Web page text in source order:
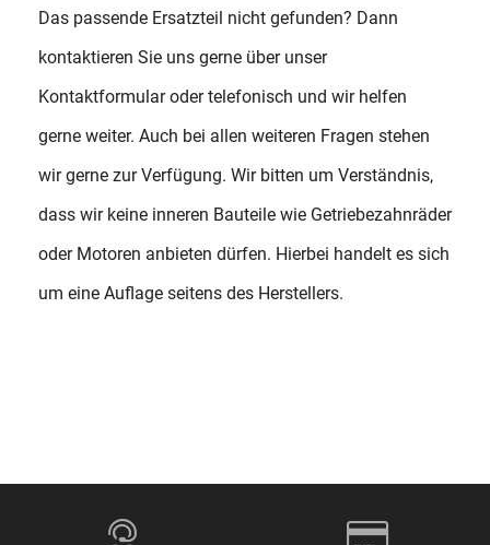
Das passende Ersatzteil nicht gefunden? Dann
kontaktieren Sie uns gerne über unser
Kontaktformular oder telefonisch und wir helfen
gerne weiter. Auch bei allen weiteren Fragen stehen
wir gerne zur Verfügung. Wir bitten um Verständnis,
dass wir keine inneren Bauteile wie Getriebezahnräder
oder Motoren anbieten dürfen. Hierbei handelt es sich
um eine Auflage seitens des Herstellers.